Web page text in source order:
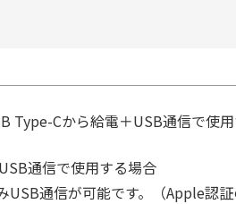
Type-Cから給電＋USB通信で使
通信で使用する場合
通信が可能です。（Apple認証